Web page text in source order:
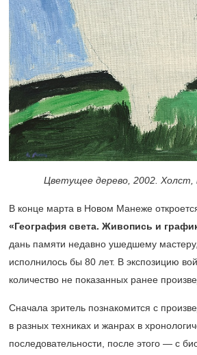
Цветущее дерево, 2002. Холст,
В конце марта в Новом Манеже
«География света. Живопись и
дань памяти недавно ушедшему
исполнилось бы 80 лет. В экспозицию
количество не показанных ранее
Сначала зритель познакомится с
в разных техниках и жанрах в
последовательности, после этого — с